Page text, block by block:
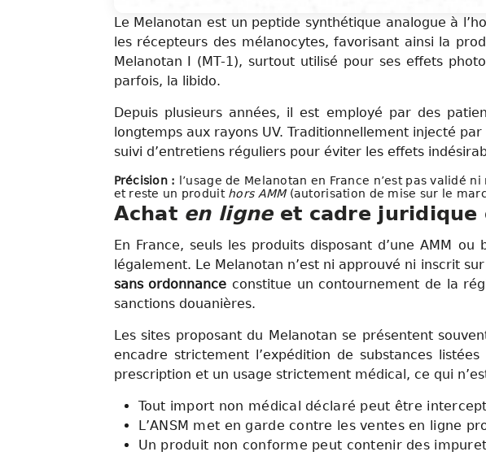
Le Melanotan est un peptide synthétique analogue à
les récepteurs des mélanocytes, favorisant ainsi la
Melanotan I (MT-1), surtout utilisé pour ses effets
parfois, la libido.
Depuis plusieurs années, il est employé par des
longtemps aux rayons UV. Traditionnellement injecté
suivi d’entretiens réguliers pour éviter les effets
Précision : l’usage de Melanotan en France n’est pas validé
et reste un produit hors AMM(autorisation de mise sur le
Achat en ligneet cadre juridique
En France, seuls les produits disposant d’une AMM
légalement. Le Melanotan n’est ni approuvé ni inscrit
sans ordonnance constitue un contournement de la
sanctions douanières.
Les sites proposant du Melanotan se présentent
encadre strictement l’expédition de substances
prescription et un usage strictement médical, ce qui
Tout import non médical déclaré peut être
L’ANSM met en garde contre les ventes en ligne
Un produit non conforme peut contenir des